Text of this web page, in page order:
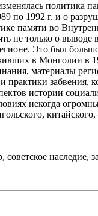
по 1992 г. и о
памяти во
не только о
Это был
в Монголии в
материалы
истории
некогда
наследие,